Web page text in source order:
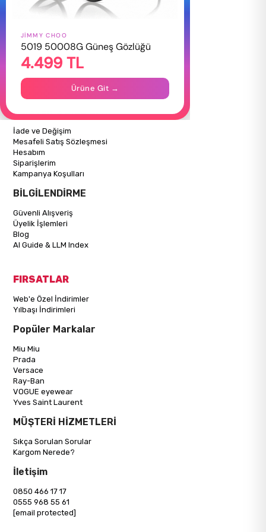
HAKKIMIZDA
Hakkımızda
Gizlilik Politikası
İletişim
Mağazalarımız
ALIŞVERİŞ BİLGİLERİ
İade ve Değişim
Mesafeli Satış Sözleşmesi
Hesabım
Siparişlerim
Kampanya Koşulları
BİLGİLENDİRME
Güvenli Alışveriş
Üyelik İşlemleri
Blog
AI Guide & LLM Index
FIRSATLAR
Web'e Özel İndirimler
Yılbaşı İndirimleri
Popüler Markalar
Miu Miu
Prada
Versace
Ray-Ban
VOGUE eyewear
Yves Saint Laurent
MÜŞTERİ HİZMETLERİ
Sıkça Sorulan Sorular
Kargom Nerede?
İletişim
0850 466 17 17
0555 968 55 61
[email protected]
JIMMY CHOO
5019 50008G Güneş Gözlüğü
4.499 TL
Ürüne Git →